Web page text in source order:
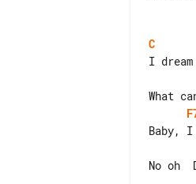
C
Baby, I
No oh